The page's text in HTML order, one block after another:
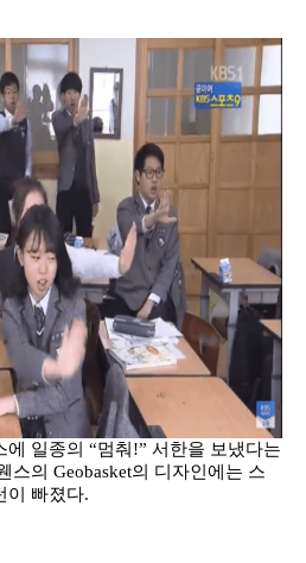
일종의 “멈춰!” 서한을 보냈다는
스의 Geobasket의 디자인에는 스
이 빠졌다.